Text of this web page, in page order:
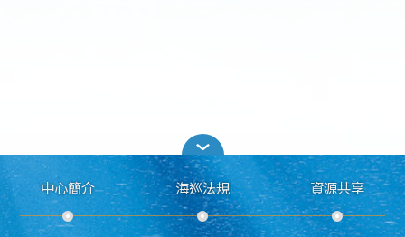
中心簡介 海巡法規 資源共享